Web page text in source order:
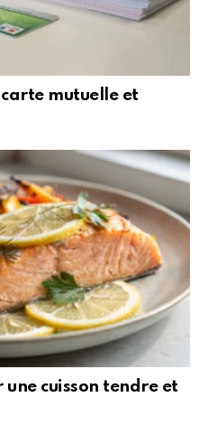
mutuelle et
cuisson tendre et